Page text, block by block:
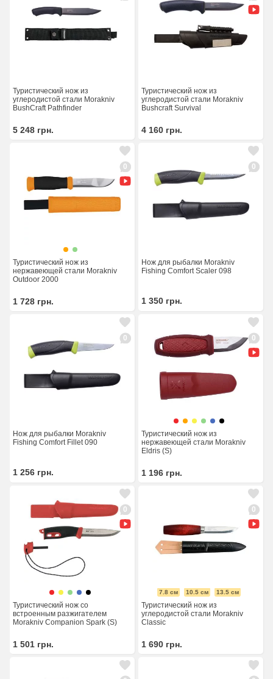
Туристический нож из
углеродистой стали Morakniv
BushCraft Pathfinder
5 248 грн.
Туристический нож из
углеродистой стали Morakniv
Bushcraft Survival
4 160 грн.
0
Туристический нож из
нержавеющей стали Morakniv
Outdoor 2000
1 728 грн.
0
Нож для рыбалки Morakniv
Fishing Comfort Scaler 098
1 350 грн.
0
Нож для рыбалки Morakniv
Fishing Comfort Fillet 090
1 256 грн.
0
Туристический нож из
нержавеющей стали Morakniv
Eldris (S)
1 196 грн.
0
Туристический нож со
встроенным разжигателем
Morakniv Companion Spark (S)
1 501 грн.
0
7.8 см 10.5 см 13.5 см
Туристический нож из
углеродистой стали Morakniv
Classic
1 690 грн.